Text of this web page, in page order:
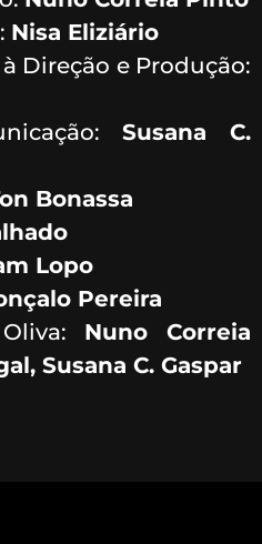
Nisa Eliziário
Direção e Produção:
Susana C.
Bonassa
Lopo
Pereira
Nuno Correia
Susana C. Gaspar